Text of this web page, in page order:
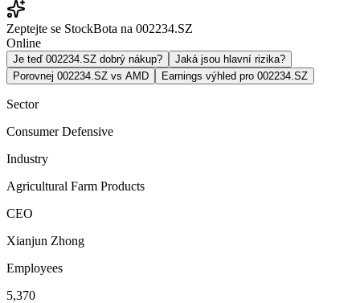
Zeptejte se StockBota na 002234.SZ
Online
Je teď 002234.SZ dobrý nákup?
Jaká jsou hlavní rizika?
Porovnej 002234.SZ vs AMD
Earnings výhled pro 002234.SZ
Sector
Consumer Defensive
Industry
Agricultural Farm Products
CEO
Xianjun Zhong
Employees
5,370